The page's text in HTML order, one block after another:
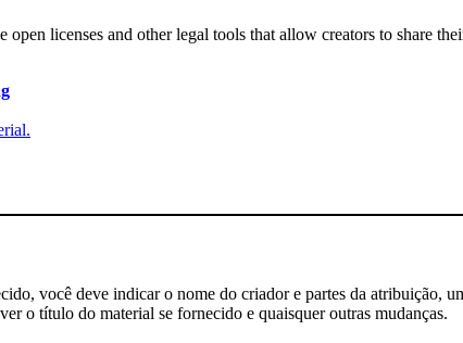
licenses and other legal tools that allow creators to share
você deve indicar o nome do criador e partes da atribuição,
o título do material se fornecido e quaisquer outras mudanças.